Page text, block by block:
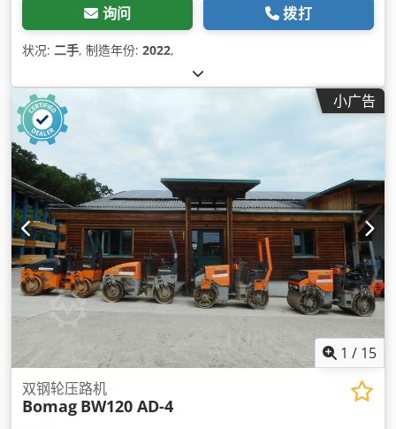
询问 拨打
状况: 二手, 制造年份: 2022,
小广告
1 / 15
双钢轮压路机
Bomag BW120 AD-4